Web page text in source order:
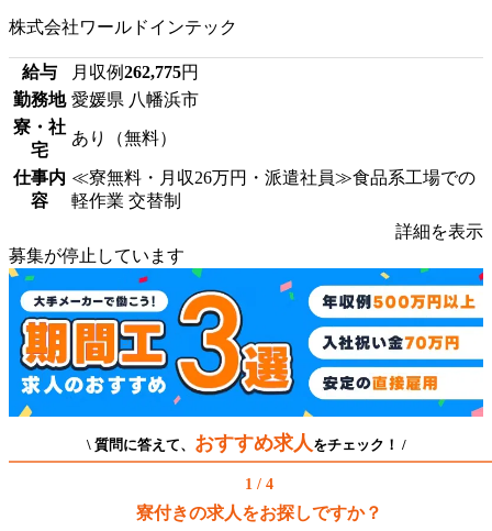
株式会社ワールドインテック
給与 月収例262,775円
勤務地 愛媛県 八幡浜市
寮・社
宅
あり（無料）
仕事内
容
≪寮無料・月収26万円・派遣社員≫食品系工場での
軽作業 交替制
詳細を表示
募集が停止しています
\ 質問に答えて、 おすすめ求人 をチェック！ /
1 / 4
寮付きの求人をお探しですか？